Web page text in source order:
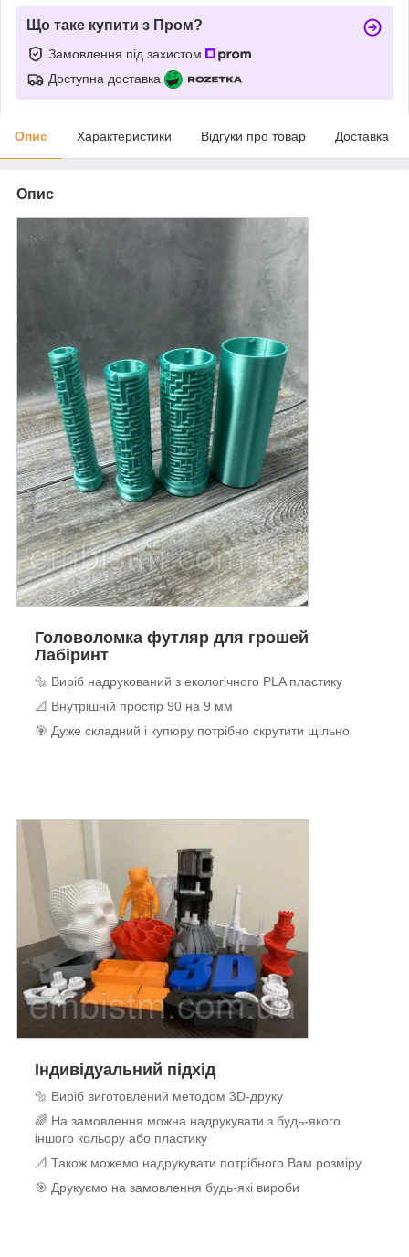
Що таке купити з Пром?
Замовлення під захистом
Доступна доставка
Опис Характеристики Відгуки про товар Доставка
Опис
Головоломка футляр для грошей
Лабіринт
🔩 Виріб надрукований з екологічного PLA пластику
📐 Внутрішній простір 90 на 9 мм
🎯 Дуже складний і купюру потрібно скрутити щільно
Індивідуальний підхід
🔩 Виріб виготовлений методом 3D-друку
🌈 На замовлення можна надрукувати з будь-якого
іншого кольору або пластику
📐 Також можемо надрукувати потрібного Вам розміру
🎯 Друкуємо на замовлення будь-які вироби